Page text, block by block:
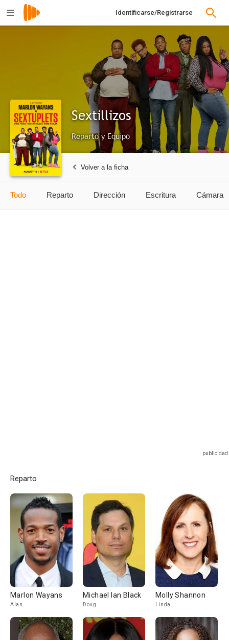
Identificarse/Registrarse
Sextillizos
Reparto y Equipo
Volver a la ficha
Todo Reparto Dirección Escritura Cámara
Reparto
Marlon Wayans
Alan
Michael Ian Black
Doug
Molly Shannon
Linda